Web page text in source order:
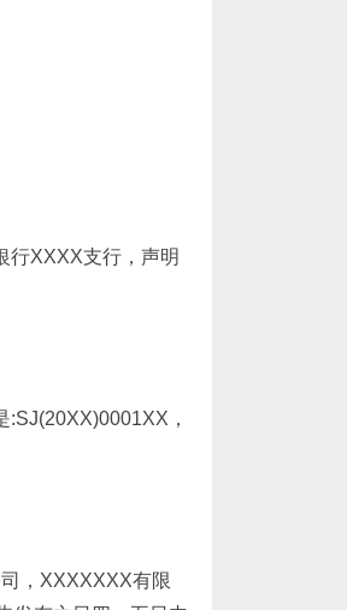
行XXXX支行，声明
，
，XXXXXXX有限